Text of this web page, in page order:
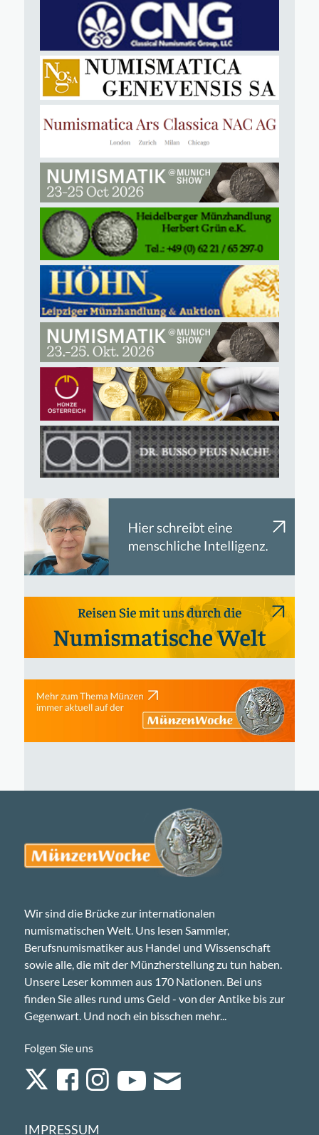
Wir sind die Brücke zur internationalen
numismatischen Welt. Uns lesen Sammler,
Berufsnumismatiker aus Handel und Wissenschaft
sowie alle, die mit der Münzherstellung zu tun haben.
Unsere Leser kommen aus 170 Nationen. Bei uns
finden Sie alles rund ums Geld - von der Antike bis zur
Gegenwart. Und noch ein bisschen mehr...
Folgen Sie uns
IMPRESSUM